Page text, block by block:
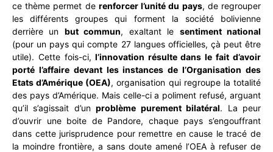
ce thème permet de renforcer l’unité du pays, de regrouper
les différents groupes qui forment la société bolivienne
derrière un but commun, exaltant le sentiment national
(pour un pays qui compte 27 langues officielles, çà peut être
utile). Cette fois-ci, l’innovation résulte dans le fait d’avoir
porté l’affaire devant les instances de l’Organisation des
Etats d’Amérique (OEA), organisation qui regroupe la totalité
des pays d’Amérique. Mais celle-ci a poliment refusé, arguant
qu’il s’agissait d’unproblème purement bilatéral. La peur
d’ouvrir une boite de Pandore, chaque pays s’engouffrant
dans cette jurisprudence pour remettre en cause le tracé de
la moindre frontière, a sans doute amené l’OEA à refuser de